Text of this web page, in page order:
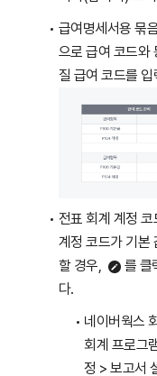
급여명세서용 묶
으로 급여 코드와
질 급여 코드를
전표 회계 계정 코
계정 코드가 기본
할 경우,
를 클
다.
네이버웍스
회계 프로그
정 > 보고서